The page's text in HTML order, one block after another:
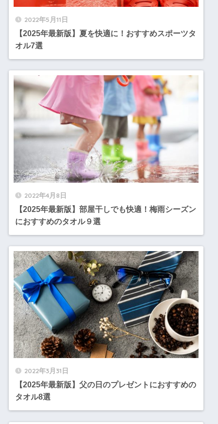
2022年5月11日
【2025年最新版】夏を快適に！おすすめスポーツタ
オル7選
2022年4月8日
【2025年最新版】部屋干しでも快適！梅雨シーズン
におすすめのタオル９選
2022年3月31日
【2025年最新版】父の日のプレゼントにおすすめの
タオル8選